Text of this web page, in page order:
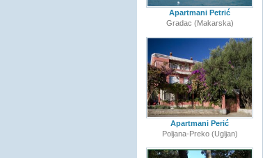
Apartmani Petrić
Gradac (Makarska)
Apartmani Perić
Poljana-Preko (Ugljan)